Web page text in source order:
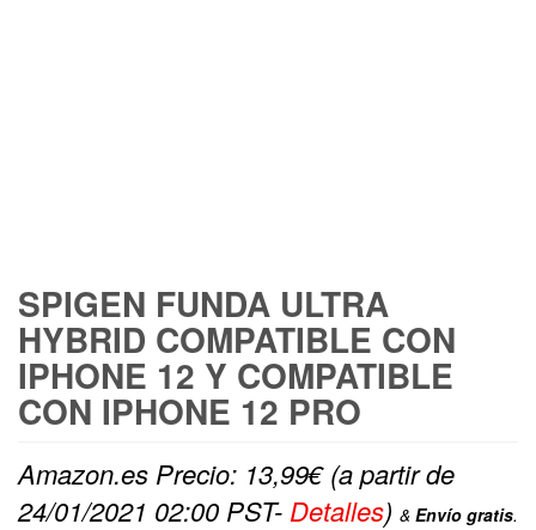
SPIGEN FUNDA ULTRA
HYBRID COMPATIBLE CON
IPHONE 12 Y COMPATIBLE
CON IPHONE 12 PRO
Amazon.es Precio: 13,99€(a partir de
24/01/2021 02:00 PST- Detalles) & Envío gratis.